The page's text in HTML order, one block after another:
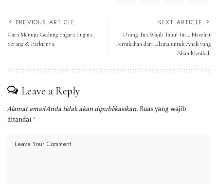
PREVIOUS ARTICLE
Cara Menuju Gedung Sagara Lugina
Serang & Parkirnya
NEXT ARTICLE
Orang Tua Wajib Tahu! Ini 4 Nasehat
Pernikahan dari Ulama untuk Anak yang
Akan Menikah
Leave a Reply
Alamat email Anda tidak akan dipublikasikan. Ruas yang wajib
ditandai *